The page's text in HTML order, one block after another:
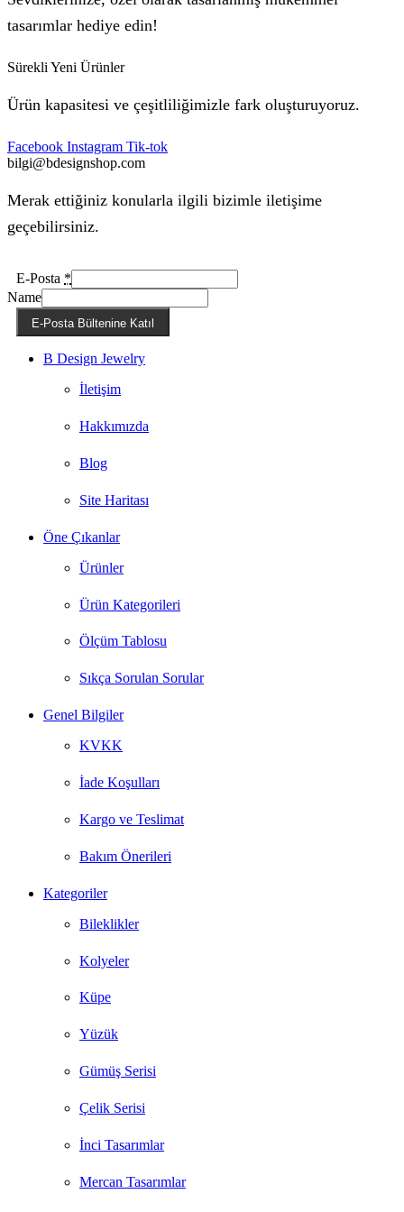
tasarımlar hediye edin!
Sürekli Yeni Ürünler
Ürün kapasitesi ve çeşitliliğimizle fark oluşturuyoruz.
Facebook Instagram Tik-tok
bilgi@bdesignshop.com
Merak ettiğiniz konularla ilgili bizimle iletişime
geçebilirsiniz.
E-Posta *
Name
E-Posta Bültenine Katıl
B Design Jewelry
İletişim
Hakkımızda
Blog
Site Haritası
Öne Çıkanlar
Ürünler
Ürün Kategorileri
Ölçüm Tablosu
Sıkça Sorulan Sorular
Genel Bilgiler
KVKK
İade Koşulları
Kargo ve Teslimat
Bakım Önerileri
Kategoriler
Bileklikler
Kolyeler
Küpe
Yüzük
Gümüş Serisi
Çelik Serisi
İnci Tasarımlar
Mercan Tasarımlar